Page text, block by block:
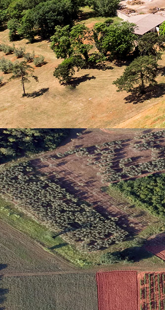
za tlo,
T: